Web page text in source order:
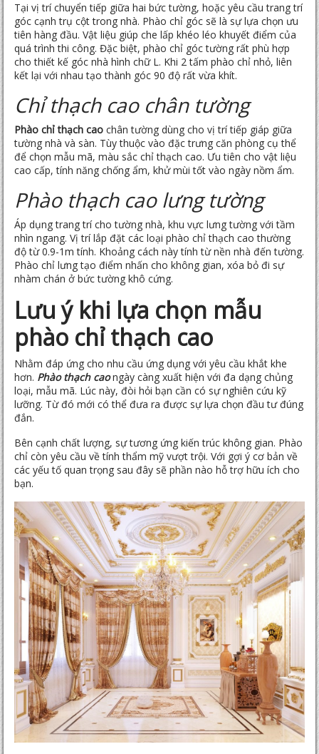
Tại vị trí chuyển tiếp giữa hai bức tường, hoặc yêu cầu trang trí
góc cạnh trụ cột trong nhà. Phào chỉ góc sẽ là sự lựa chọn ưu
tiên hàng đầu. Vật liệu giúp che lấp khéo léo khuyết điểm của
quá trình thi công. Đặc biệt, phào chỉ góc tường rất phù hợp
cho thiết kế góc nhà hình chữ L. Khi 2 tấm phào chỉ nhỏ, liên
kết lại với nhau tạo thành góc 90 độ rất vừa khít.
Chỉ thạch cao chân tường
Phào chỉ thạch cao chân tường dùng cho vị trí tiếp giáp giữa
tường nhà và sàn. Tùy thuộc vào đặc trưng căn phòng cụ thể
để chọn mẫu mã, màu sắc chỉ thạch cao. Ưu tiên cho vật liệu
cao cấp, tính năng chống ẩm, khử mùi tốt vào ngày nồm ẩm.
Phào thạch cao lưng tường
Áp dụng trang trí cho tường nhà, khu vực lưng tường với tầm
nhìn ngang. Vị trí lắp đặt các loại phào chỉ thạch cao thường
độ từ 0.9-1m tính. Khoảng cách này tính từ nền nhà đến tường.
Phào chỉ lưng tạo điểm nhấn cho không gian, xóa bỏ đi sự
nhàm chán ở bức tường khô cứng.
Lưu ý khi lựa chọn mẫu
phào chỉ thạch cao
Nhằm đáp ứng cho nhu cầu ứng dụng với yêu cầu khắt khe
hơn. Phào thạch caongày càng xuất hiện với đa dạng chủng
loại, mẫu mã. Lúc này, đòi hỏi bạn cần có sự nghiên cứu kỹ
lưỡng. Từ đó mới có thể đưa ra được sự lựa chọn đầu tư đúng
đắn.
Bên cạnh chất lượng, sự tương ứng kiến trúc không gian. Phào
chỉ còn yêu cầu về tính thẩm mỹ vượt trội. Với gợi ý cơ bản về
các yếu tố quan trọng sau đây sẽ phần nào hỗ trợ hữu ích cho
bạn.